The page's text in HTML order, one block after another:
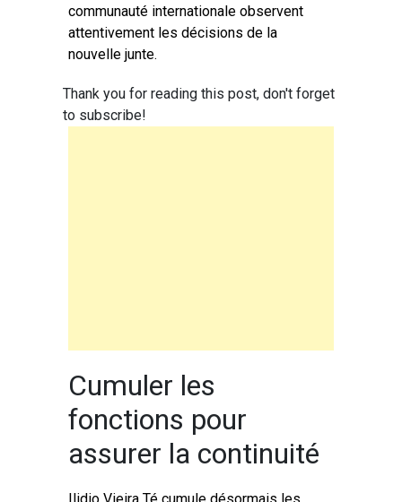
communauté internationale observent
attentivement les décisions de la
nouvelle junte.
Thank you for reading this post, don't forget
to subscribe!
Cumuler les
fonctions pour
assurer la continuité